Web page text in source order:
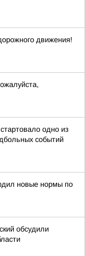
движения!
одно из
событий
новые нормы по
обсудили